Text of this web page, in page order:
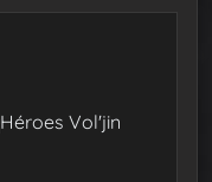
Héroes Vol'jin